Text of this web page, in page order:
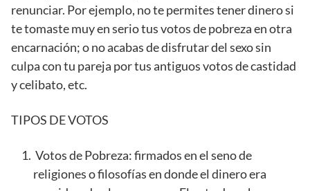
renunciar. Por ejemplo, no te permites tener dinero si
te tomaste muy en serio tus votos de pobreza en otra
encarnación; o no acabas de disfrutar del sexo sin
culpa con tu pareja por tus antiguos votos de castidad
y celibato, etc.
TIPOS DE VOTOS
Votos de Pobreza: firmados en el seno de
religiones o filosofías en donde el dinero era